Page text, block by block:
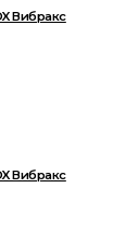
Вибракс
Вибракс